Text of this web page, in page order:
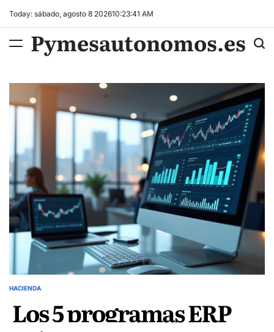
content
Today: sábado, agosto 8 202610:23:42 AM
Pymesautonomos.es
POSTED
HACIENDA
Los 5 programas ERP